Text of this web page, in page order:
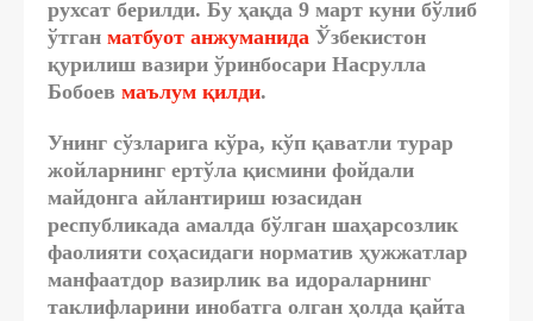
рухсат берилди. Бу ҳақда 9 март куни бўлиб
ўтган матбуот анжуманида Ўзбекистон
қурилиш вазири ўринбосари Насрулла
Бобоев маълум қилди.
Унинг сўзларига кўра, кўп қаватли турар
жойларнинг ертўла қисмини фойдали
майдонга айлантириш юзасидан
республикада амалда бўлган шаҳарсозлик
фаолияти соҳасидаги норматив ҳужжатлар
манфаатдор вазирлик ва идораларнинг
таклифларини инобатга олган ҳолда қайта